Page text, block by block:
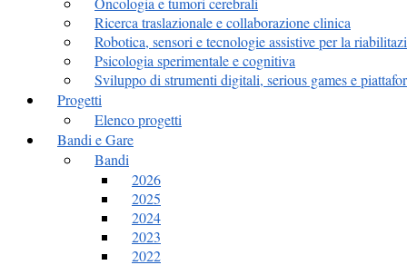
Ricerca traslazionale e collaborazione clinica
Robotica, sensori e tecnologie assistive per la
Psicologia sperimentale e cognitiva
Sviluppo di strumenti digitali, serious games e
Progetti
Elenco progetti
Bandi e Gare
Bandi
2026
2025
2024
2023
2022